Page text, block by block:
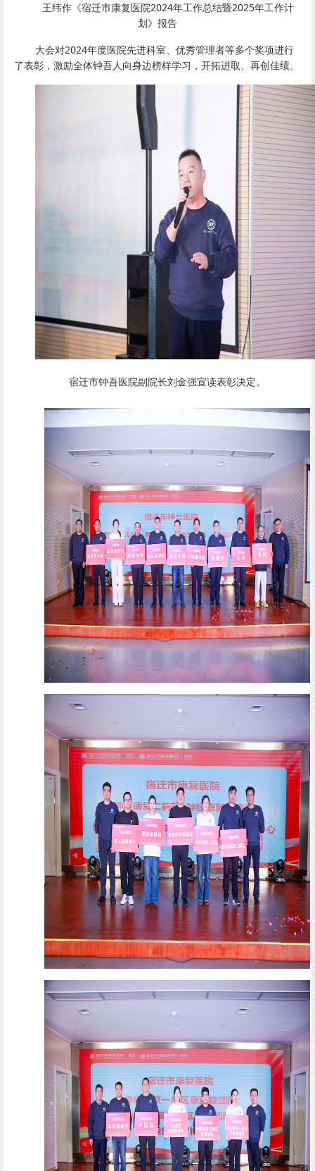
王纬作《宿迁市康复医院2024年工作总结暨2025年工作计
划》报告
大会对2024年度医院先进科室、优秀管理者等多个奖项进行
了表彰，激励全体钟吾人向身边榜样学习，开拓进取、再创佳绩。
宿迁市钟吾医院副院长刘金强宣读表彰决定。